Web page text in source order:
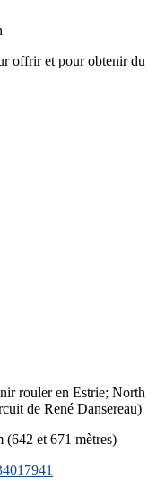
offrir et pour obtenir du
rouler en Estrie; North
de René Dansereau)
(642 et 671 mètres)